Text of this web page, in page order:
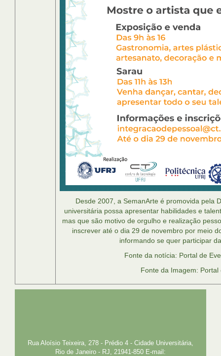
Desde 2007, a SemanArte é promovida pela
universitária possa apresentar habilidades e
mas que são motivo de orgulho e realização
inscrever até o dia 29 de novembro por meio
informando se quer participar
Fonte da notícia: Portal de
Fonte da Imagem: Portal
Rua Aloísio Teixeira, 278 - Prédio 4 - Cidade Universitária,
Rio de Janeiro - RJ, 21941-850 E-mail: